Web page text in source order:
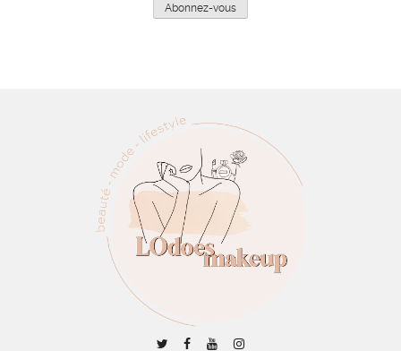
Abonnez-vous